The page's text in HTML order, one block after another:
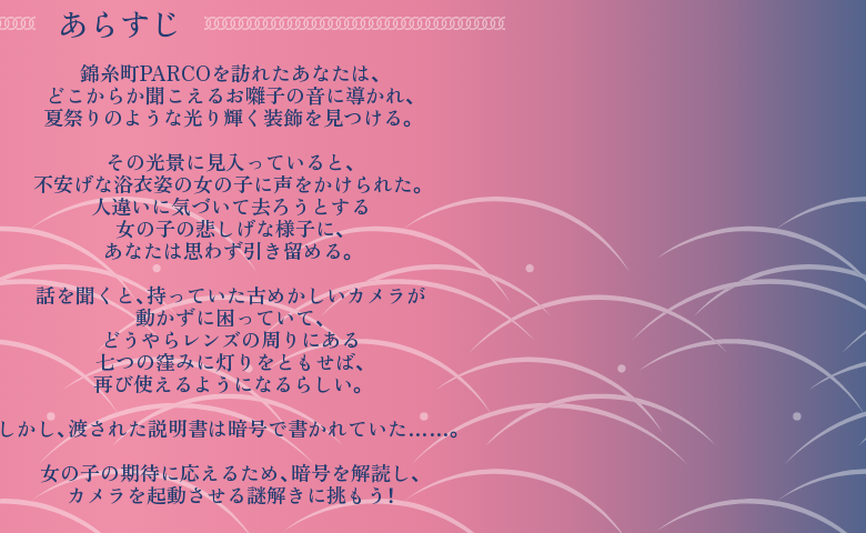
あらすじ
錦糸町PARCOを訪れたあなたは、
どこからか聞こえるお囃子の音に導かれ、
夏祭りのような光り輝く装飾を見つける。
その光景に見入っていると、
不安げな浴衣姿の女の子に声をかけられた。
人違いに気づいて去ろうとする
女の子の悲しげな様子に、
あなたは思わず引き留める。
話を聞くと、持っていた古めかしいカメラが
動かずに困っていて、
どうやらレンズの周りにある
七つの窪みに灯りをともせば、
再び使えるようになるらしい。
しかし、渡された説明書は暗号で書かれていた……。
女の子の期待に応えるため、暗号を解読し、
カメラを起動させる謎解きに挑もう！